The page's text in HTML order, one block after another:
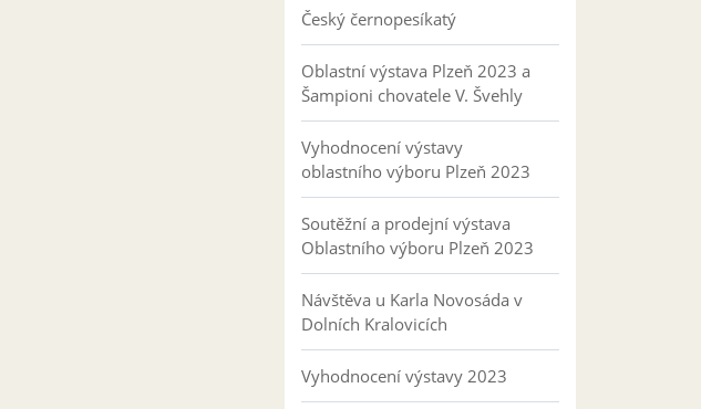
Český černopesíkatý
Oblastní výstava Plzeň 2023 a
Šampioni chovatele V. Švehly
Vyhodnocení výstavy
oblastního výboru Plzeň 2023
Soutěžní a prodejní výstava
Oblastního výboru Plzeň 2023
Návštěva u Karla Novosáda v
Dolních Kralovicích
Vyhodnocení výstavy 2023